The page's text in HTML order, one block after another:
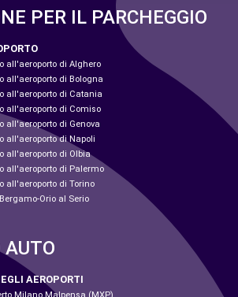
PER IL PARCHEGGIO
all'aeroporto di Alghero
all'aeroporto di Bologna
all'aeroporto di Catania
all'aeroporto di Comiso
all'aeroporto di Genova
all'aeroporto di Napoli
all'aeroporto di Olbia
all'aeroporto di Palermo
all'aeroporto di Torino
Orio al Serio
AUTO
AEROPORTI
Milano Malpensa (MXP)